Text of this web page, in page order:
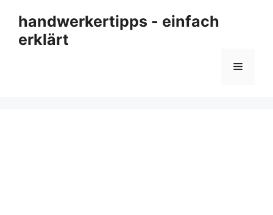
Inhalt
springen
handwerkertipps - einfach
erklärt
Menü